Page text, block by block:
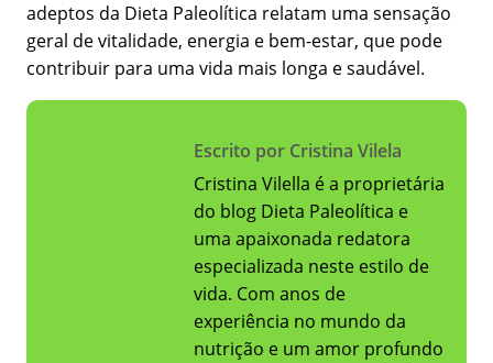
adeptos da Dieta Paleolítica relatam uma sensação
geral de vitalidade, energia e bem-estar, que pode
contribuir para uma vida mais longa e saudável.
Escrito por Cristina Vilela
Cristina Vilella é a proprietária
do blog Dieta Paleolítica e
uma apaixonada redatora
especializada neste estilo de
vida. Com anos de
experiência no mundo da
nutrição e um amor profundo